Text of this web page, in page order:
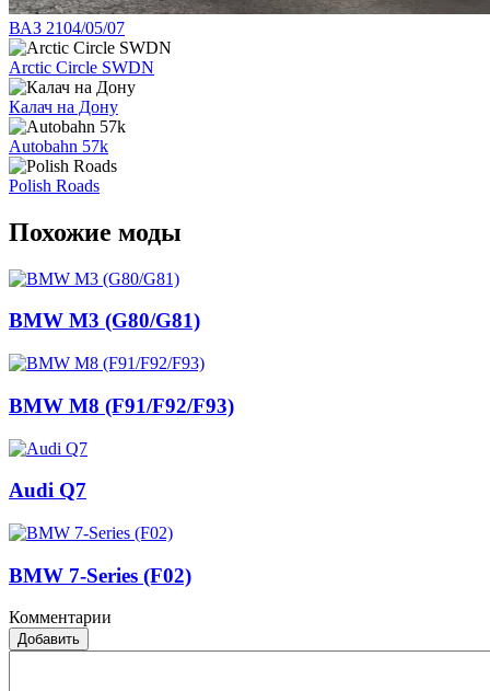
ВАЗ 2104/05/07
Arctic Circle SWDN
Калач на Дону
Autobahn 57k
Polish Roads
Похожие моды
BMW M3 (G80/G81)
BMW M8 (F91/F92/F93)
Audi Q7
BMW 7-Series (F02)
Комментарии
Добавить